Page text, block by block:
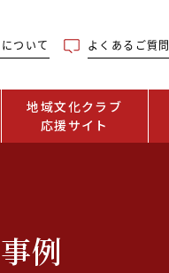
ついて よくあるご質問
地域文化クラブ
応援サイト
例